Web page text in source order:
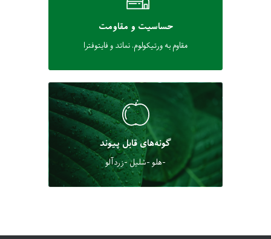
حساسیت و مقاومت
مقاوم به ورتیکولوم، نماتد و فایتوفترا
گونه‌های قابل پیوند
-هلو -شلیل -زردآلو